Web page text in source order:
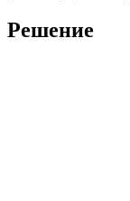
Решение